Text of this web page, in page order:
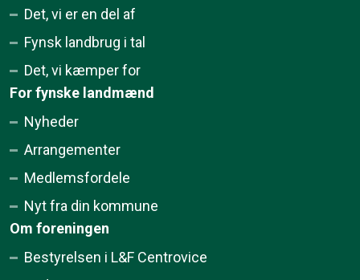
Det, vi er en del af
Fynsk landbrug i tal
Det, vi kæmper for
For fynske landmænd
Nyheder
Arrangementer
Medlemsfordele
Nyt fra din kommune
Om foreningen
Bestyrelsen i L&F Centrovice